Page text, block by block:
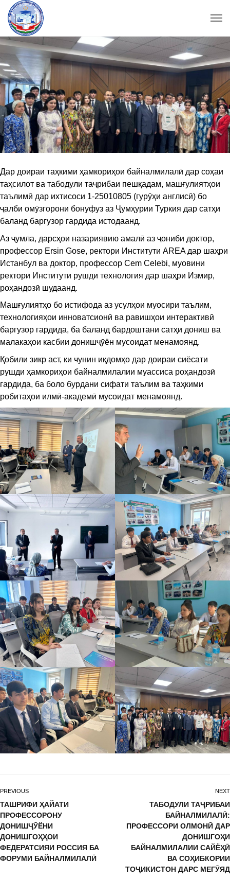
Дар доираи таҳкими ҳамкориҳои байналмилалӣ дар соҳаи
таҳсилот ва табодули таҷрибаи пешқадам, машғулиятҳои
таълимӣ дар ихтисоси 1-25010805 (гурӯҳи англисӣ) бо
ҷалби омӯзгорони бонуфуз аз Ҷумҳурии Туркия дар сатҳи
баланд баргузор гардида истодаанд.
Аз ҷумла, дарсҳои назариявию амалӣ аз ҷониби доктор,
профессор Ersin Gose, ректори Институти AREA дар шаҳри
Истанбул ва доктор, профессор Cem Celebi, муовини
ректори Институти рушди технология дар шаҳри Измир,
роҳандозӣ шудаанд.
Машғулиятҳо бо истифода аз усулҳои муосири таълим,
технологияҳои инноватсионӣ ва равишҳои интерактивӣ
баргузор гардида, ба баланд бардоштани сатҳи дониш ва
малакаҳои касбии донишҷӯён мусоидат менамоянд.
Қобили зикр аст, ки чунин иқдомҳо дар доираи сиёсати
рушди ҳамкориҳои байналмилалии муассиса роҳандозӣ
гардида, ба боло бурдани сифати таълим ва таҳкими
робитаҳои илмӣ-академӣ мусоидат менамоянд.
PREVIOUS
ТАШРИФИ ҲАЙАТИ
ПРОФЕССОРОНУ
ДОНИШҶӮЁНИ
ДОНИШГОҲҲОИ
ФЕДЕРАТСИЯИ РОССИЯ БА
ФОРУМИ БАЙНАЛМИЛАЛӢ
NEXT
ТАБОДУЛИ ТАҶРИБАИ
БАЙНАЛМИЛАЛӢ:
ПРОФЕССОРИ ОЛМОНӢ ДАР
ДОНИШГОҲИ
БАЙНАЛМИЛАЛИИ САЙЁҲӢ
ВА СОҲИБКОРИИ
ТОҶИКИСТОН ДАРС МЕГӮЯД